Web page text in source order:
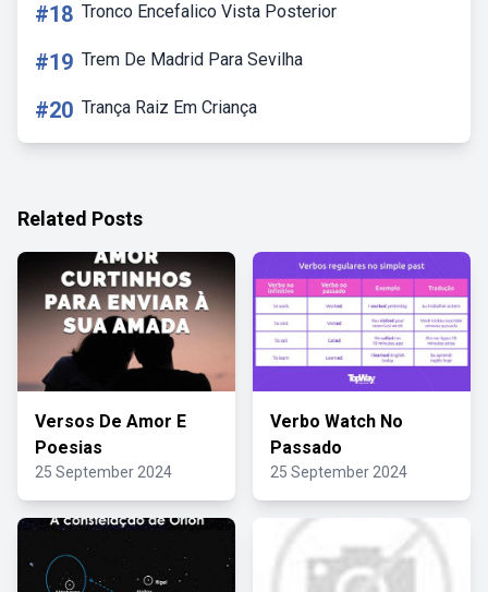
#18 Tronco Encefalico Vista Posterior
#19 Trem De Madrid Para Sevilha
#20 Trança Raiz Em Criança
Related Posts
Versos De Amor E
Poesias
25 September 2024
Verbo Watch No
Passado
25 September 2024